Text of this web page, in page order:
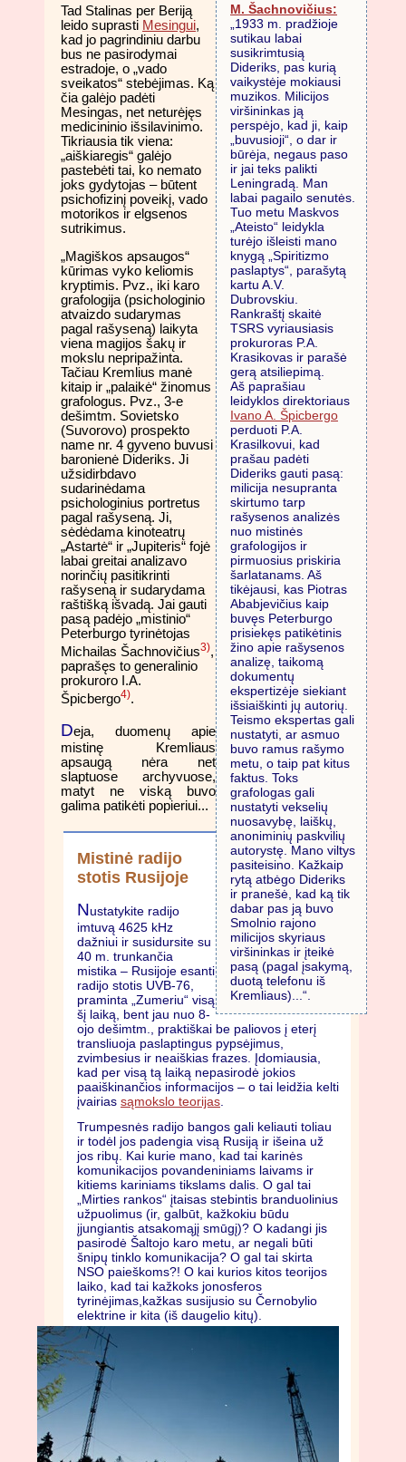
M. Šachnovičius:
„1933 m. pradžioje
sutikau labai
susikrimtusią
Dideriks, pas kurią
vaikystėje mokiausi
muzikos. Milicijos
viršininkas ją
perspėjo, kad ji, kaip
„buvusioji“, o dar ir
būrėja, negaus paso
ir jai teks palikti
Leningradą. Man
labai pagailo senutės.
Tuo metu Maskvos
„Ateisto“ leidykla
turėjo išleisti mano
knygą „Spiritizmo
paslaptys“, parašytą
kartu A.V.
Dubrovskiu.
Rankraštį skaitė
TSRS vyriausiasis
prokuroras P.A.
Krasikovas ir parašė
gerą atsiliepimą.
Aš paprašiau
leidyklos direktoriaus
Ivano A. Špicbergo
perduoti P.A.
Krasilkovui, kad
prašau padėti
Dideriks gauti pasą:
milicija nesupranta
skirtumo tarp
rašysenos analizės
nuo mistinės
grafologijos ir
pirmuosius priskiria
šarlatanams. Aš
tikėjausi, kas Piotras
Ababjevičius kaip
buvęs Peterburgo
prisiekęs patikėtinis
žino apie rašysenos
analizę, taikomą
dokumentų
ekspertizėje siekiant
išsiaiškinti jų autorių.
Teismo ekspertas gali
nustatyti, ar asmuo
buvo ramus rašymo
metu, o taip pat kitus
faktus. Toks
grafologas gali
nustatyti vekselių
nuosavybę, laiškų,
anoniminių paskvilių
autorystę. Mano viltys
pasiteisino. Kažkaip
rytą atbėgo Dideriks
ir pranešė, kad ką tik
dabar pas ją buvo
Smolnio rajono
milicijos skyriaus
viršininkas ir įteikė
pasą (pagal įsakymą,
duotą telefonu iš
Kremliaus)...“.
Tad Stalinas per Beriją
leido suprasti Mesingui,
kad jo pagrindiniu darbu
bus ne pasirodymai
estradoje, o „vado
sveikatos“ stebėjimas. Ką
čia galėjo padėti
Mesingas, net neturėjęs
medicininio išsilavinimo.
Tikriausia tik viena:
„aiškiaregis“ galėjo
pastebėti tai, ko nemato
joks gydytojas – būtent
psichofizinį poveikį, vado
motorikos ir elgsenos
sutrikimus.
„Magiškos apsaugos“
kūrimas vyko keliomis
kryptimis. Pvz., iki karo
grafologija (psichologinio
atvaizdo sudarymas
pagal rašyseną) laikyta
viena magijos šakų ir
mokslu nepripažinta.
Tačiau Kremlius manė
kitaip ir „palaikė“ žinomus
grafologus. Pvz., 3-e
dešimtm. Sovietsko
(Suvorovo) prospekto
name nr. 4 gyveno buvusi
baronienė Dideriks. Ji
užsidirbdavo
sudarinėdama
psichologinius portretus
pagal rašyseną. Ji,
sėdėdama kinoteatrų
„Astartė“ ir „Jupiteris“ fojė
labai greitai analizavo
norinčių pasitikrinti
rašyseną ir sudarydama
raštišką išvadą. Jai gauti
pasą padėjo „mistinio“
Peterburgo tyrinėtojas
Michailas Šachnovičius3),
paprašęs to generalinio
prokuroro I.A.
Špicbergo4).
Deja, duomenų apie
mistinę Kremliaus
apsaugą nėra net
slaptuose archyvuose,
matyt ne viską buvo
galima patikėti popieriui...
Mistinė radijo
stotis Rusijoje
Nustatykite radijo
imtuvą 4625 kHz
dažniui ir susidursite su
40 m. trunkančia
mistika – Rusijoje esanti
radijo stotis UVB-76,
praminta „Zumeriu“ visą
šį laiką, bent jau nuo 8-
ojo dešimtm., praktiškai be paliovos į eterį
transliuoja paslaptingus pypsėjimus,
zvimbesius ir neaiškias frazes. Įdomiausia,
kad per visą tą laiką nepasirodė jokios
paaiškinančios informacijos – o tai leidžia kelti
įvairias sąmokslo teorijas.
Trumpesnės radijo bangos gali keliauti toliau
ir todėl jos padengia visą Rusiją ir išeina už
jos ribų. Kai kurie mano, kad tai karinės
komunikacijos povandeniniams laivams ir
kitiems kariniams tikslams dalis. O gal tai
„Mirties rankos“ įtaisas stebintis branduolinius
užpuolimus (ir, galbūt, kažkokiu būdu
įjungiantis atsakomąjį smūgį)? O kadangi jis
pasirodė Šaltojo karo metu, ar negali būti
šnipų tinklo komunikacija? O gal tai skirta
NSO paieškoms?! O kai kurios kitos teorijos
laiko, kad tai kažkoks jonosferos
tyrinėjimas,kažkas susijusio su Černobylio
elektrine ir kita (iš daugelio kitų).